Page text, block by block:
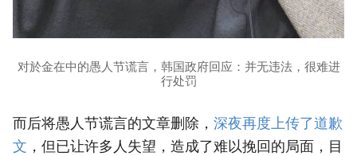
对於金在中的愚人节谎言，韩国政府回应：并无违法，很难进
行处罚
而后将愚人节谎言的文章删除， 深夜再度上传了道歉
文 ，但已让许多人失望，造成了难以挽回的局面，目